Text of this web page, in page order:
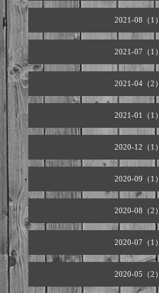
2021-08（1）
2021-07（1）
2021-04（2）
2021-01（1）
2020-12（1）
2020-09（1）
2020-08（2）
2020-07（1）
2020-05（2）